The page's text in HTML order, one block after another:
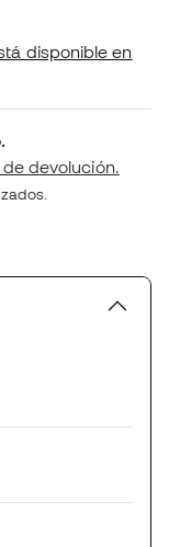
disponible en
devolución.